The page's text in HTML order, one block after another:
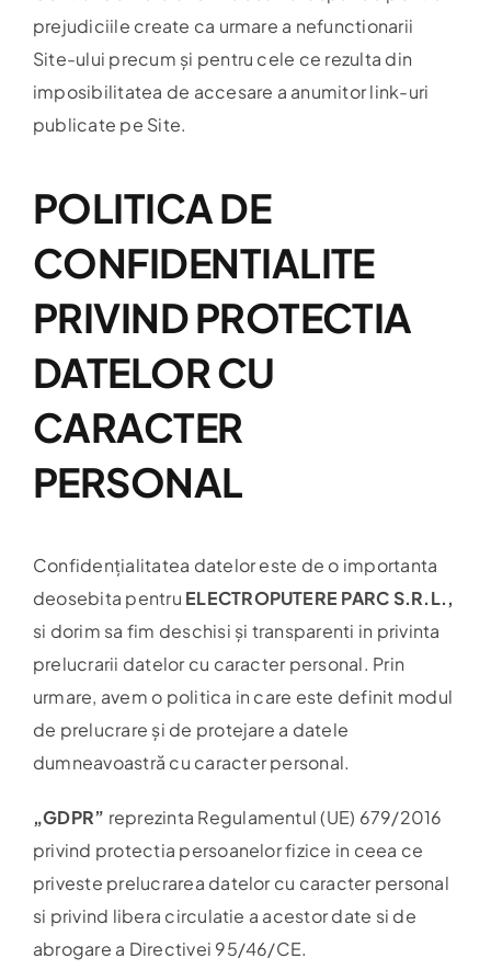
prejudiciile create ca urmare a nefunctionarii
Site-ului precum și pentru cele ce rezulta din
imposibilitatea de accesare a anumitor link-uri
publicate pe Site.
POLITICA DE
CONFIDENTIALITE
PRIVIND PROTECTIA
DATELOR CU
CARACTER
PERSONAL
Confidențialitatea datelor este de o importanta
deosebita pentru ELECTROPUTERE PARC S.R.L.,
si dorim sa fim deschisi și transparenti in privinta
prelucrarii datelor cu caracter personal. Prin
urmare, avem o politica in care este definit modul
de prelucrare și de protejare a datele
dumneavoastră cu caracter personal.
„GDPR” reprezinta Regulamentul (UE) 679/2016
privind protectia persoanelor fizice in ceea ce
priveste prelucrarea datelor cu caracter personal
si privind libera circulatie a acestor date si de
abrogare a Directivei 95/46/CE.